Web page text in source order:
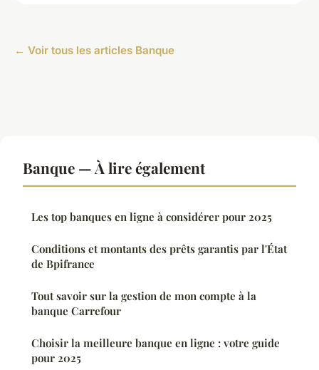
← Voir tous les articles Banque
Banque — À lire également
Les top banques en ligne à considérer pour 2025
Conditions et montants des prêts garantis par l'État
de Bpifrance
Tout savoir sur la gestion de mon compte à la
banque Carrefour
Choisir la meilleure banque en ligne : votre guide
pour 2025